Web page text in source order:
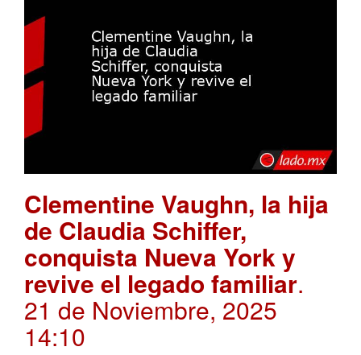
Clementine Vaughn, la hija
de Claudia Schiffer,
conquista Nueva York y
revive el legado familiar.
21 de Noviembre, 2025
14:10